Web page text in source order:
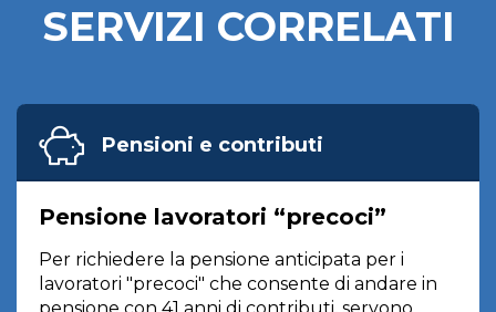
SERVIZI CORRELATI
Pensioni e contributi
Pensione lavoratori “precoci”
Per richiedere la pensione anticipata per i
lavoratori "precoci" che consente di andare in